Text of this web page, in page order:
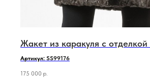
Жакет из каракуля с отделкой
Артикул: SS99176
175 000 р.